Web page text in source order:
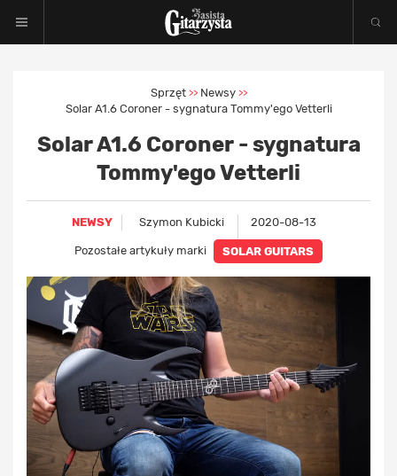
Sprzęt >> Newsy >>
Solar A1.6 Coroner - sygnatura Tommy'ego Vetterli
Solar A1.6 Coroner - sygnatura
Tommy'ego Vetterli
NEWSY Szymon Kubicki 2020-08-13
Pozostałe artykuły marki SOLAR GUITARS